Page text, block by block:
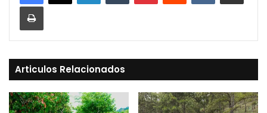
Print
Articulos Relacionados